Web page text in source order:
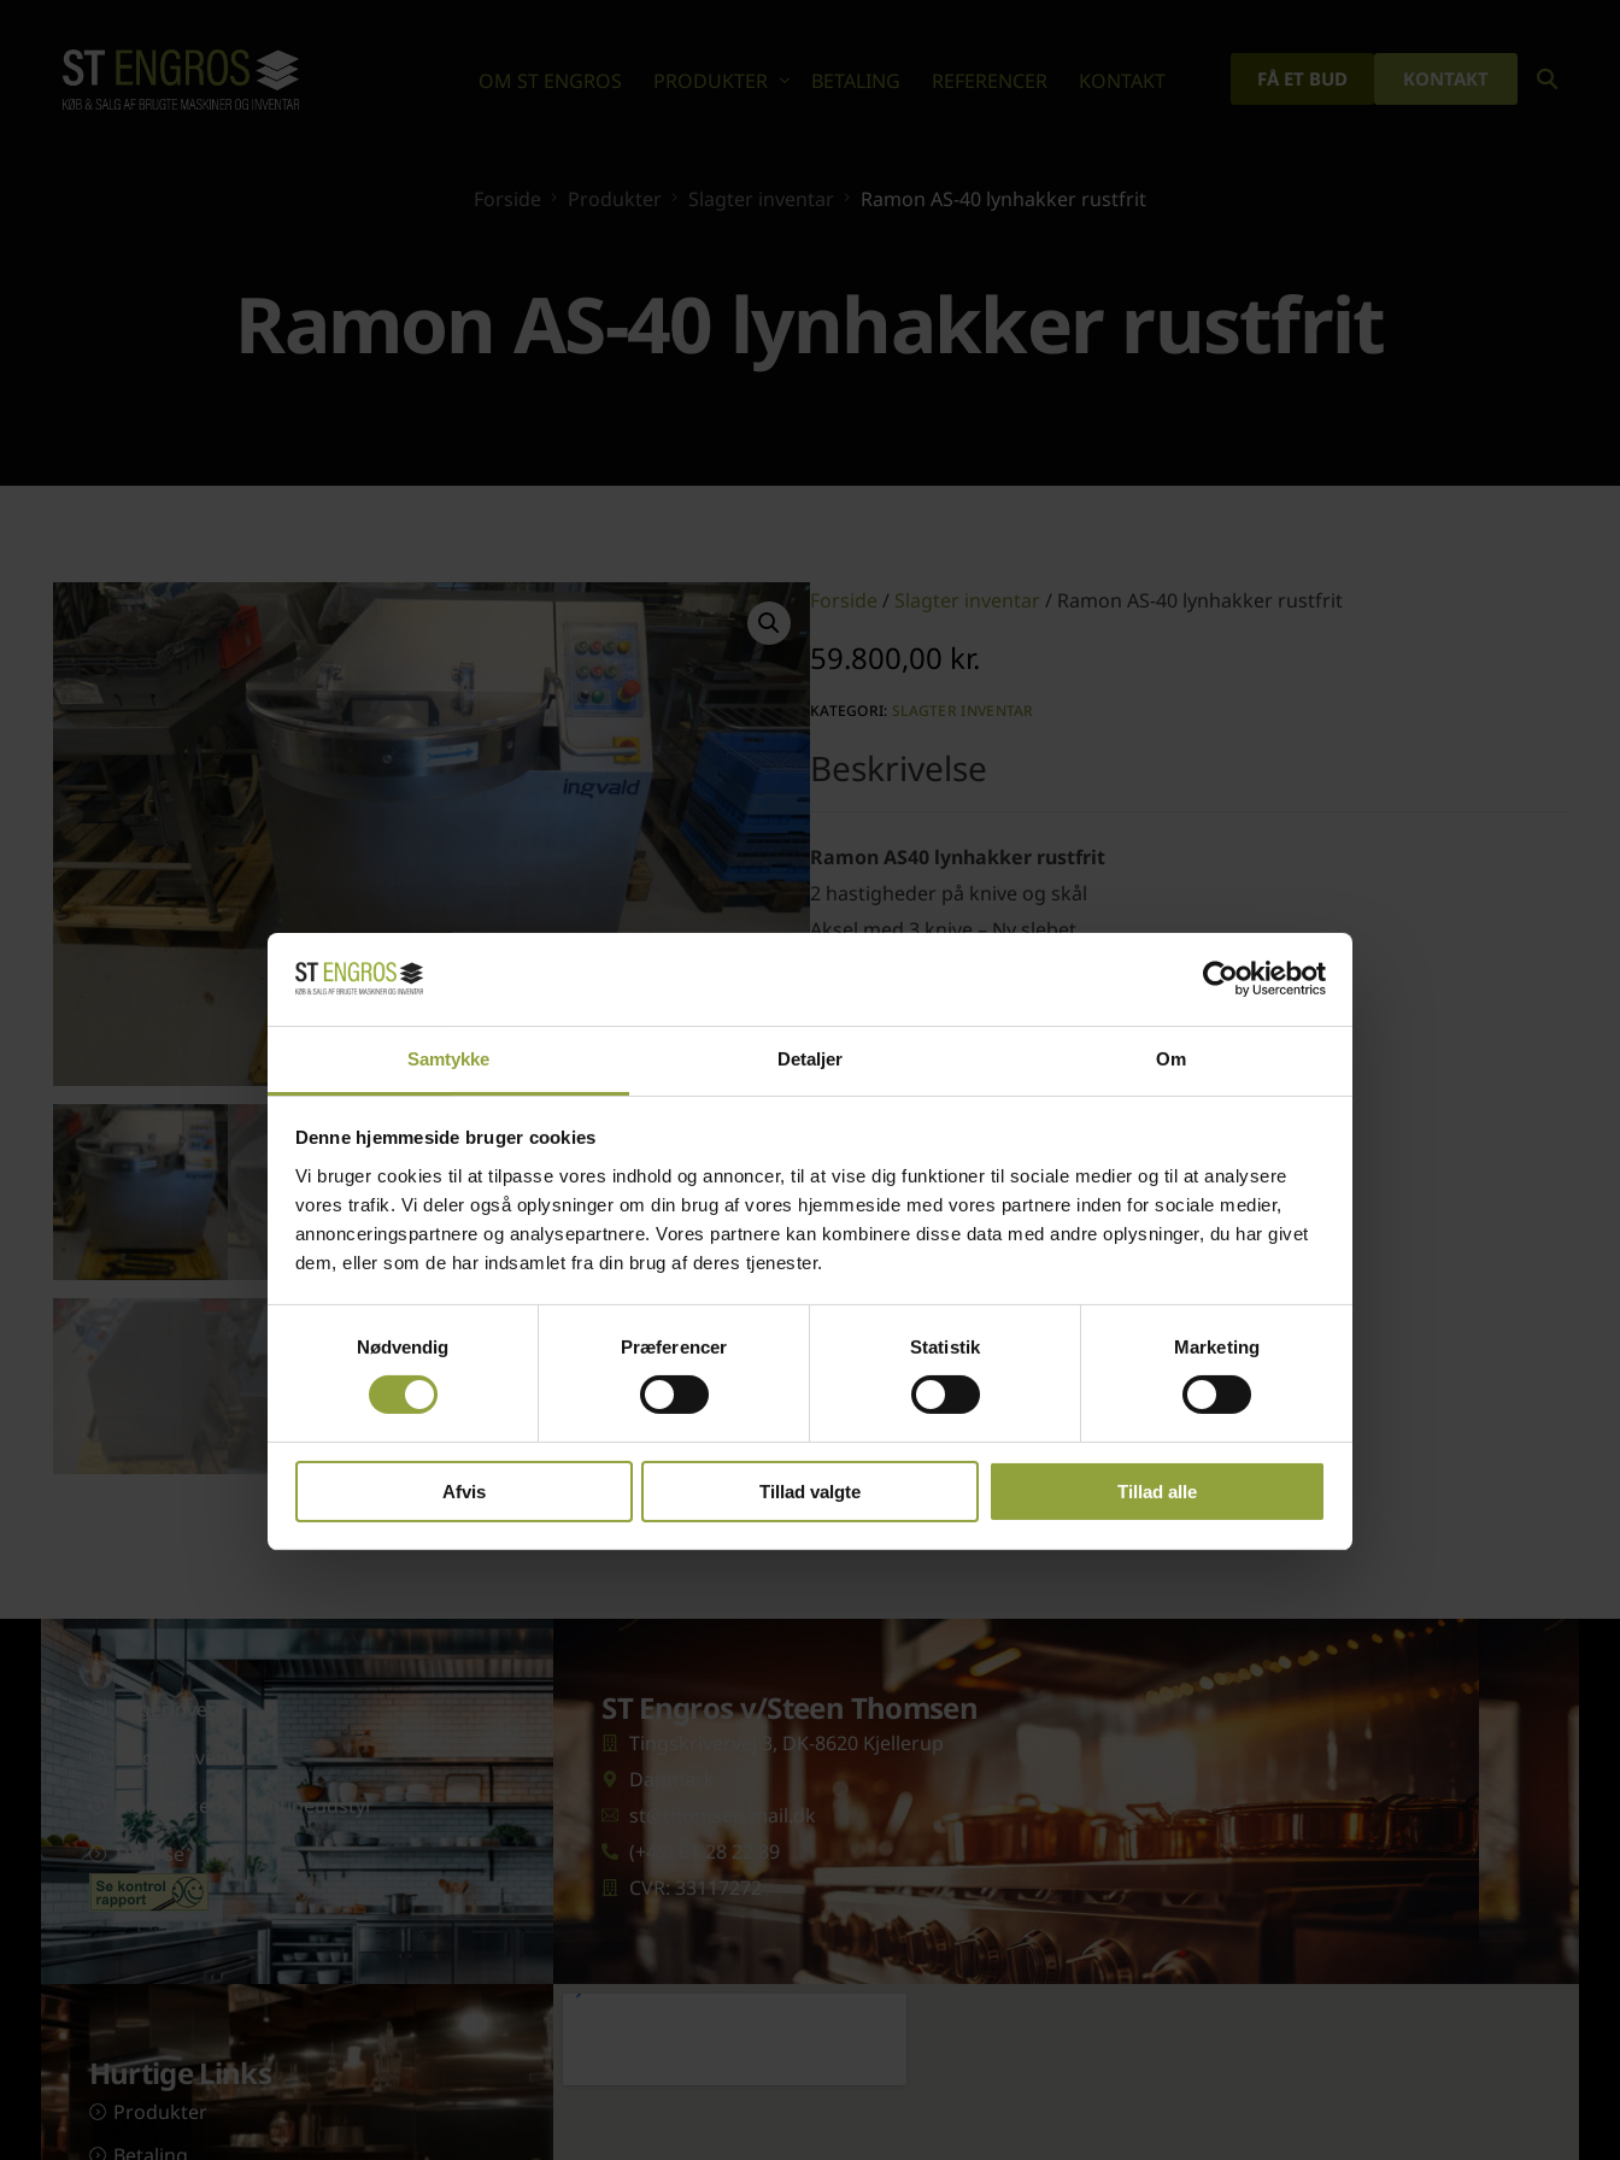
Samtykke Detaljer Om
Denne hjemmeside bruger cookies
Vi bruger cookies til at tilpasse vores indhold og annoncer, til at vise dig funktioner til sociale medier og til at analysere
vores trafik. Vi deler også oplysninger om din brug af vores hjemmeside med vores partnere inden for sociale medier,
annonceringspartnere og analysepartnere. Vores partnere kan kombinere disse data med andre oplysninger, du har givet
dem, eller som de har indsamlet fra din brug af deres tjenester.
Nødvendig
Præferencer Statistik Marketing
Afvis Tillad valgte Tillad alle
OM ST ENGROS PRODUKTER
Bager inventar
Diverse
BETALING REFERENCER KONTAKT FÅ ET BUD KONTAKT
Forside Produkter Slagter inventar Ramon AS-40 lynhakker rustfrit
Ramon AS-40 lynhakker rustfrit
Forside / Slagter inventar / Ramon AS-40 lynhakker rustfrit
59.800,00 kr.
KATEGORI: SLAGTER INVENTAR
Ramon AS40 lynhakker rustfrit
2 hastigheder på knive og skål
Aksel med 3 knive – Ny slebet
Pris ex moms kr. 59.800,-
Bagerinventar
Slageriinventar
Storkøkken & kantineudstyr
Diverse
ST Engros v/Steen Thomsen
Tingskrivervej 3, DK-8620 Kjellerup
Danmark
st@thomsen.mail.dk
(+45) 61 28 22 89
CVR: 33117272
Hurtige Links
Produkter